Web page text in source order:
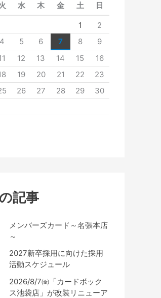
水 木 金 土 日
1
2
4 5 6 7 8
9
12 13 14 15
16
19 20 21 22
23
26 27 28 29
30
記事
メンバーズカード～名張本店
～
2027新卒採用に向けた採用
活動スケジュール
2026/8/7㈮「カードボック
ス池袋店」が改装リニューア